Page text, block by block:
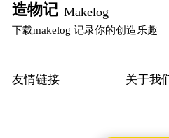
造物记 Makelog
下载makelog 记录你的创造乐趣
友情链接 关于我